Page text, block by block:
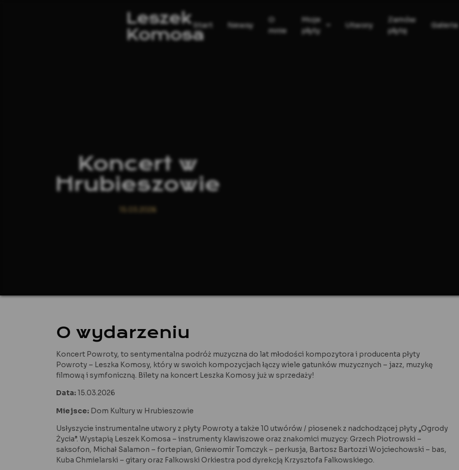
Leszek
Komosa
Start Newsy
O
mnie
Moje
płyty
Utwory
Zamów
płytę
Galeria
Koncert w
Hrubieszowie
15.03.2026
O wydarzeniu
Koncert Powroty, to sentymentalna podróż muzyczna do lat młodości kompozytora i producenta płyty
Powroty – Leszka Komosy, który w swoich kompozycjach łączy wiele gatunków muzycznych – jazz, muzykę
filmową i symfoniczną. Bilety na koncert Leszka Komosy już w sprzedaży!
Data:15.03.2026
Miejsce: Dom Kultury w Hrubieszowie
Usłyszycie instrumentalne utwory z płyty Powroty a także 10 utwórów / piosenek z nadchodzącej płyty „Ogrody
Życia”. Wystapią Leszek Komosa – instrumenty klawiszowe oraz znakomici muzycy: Grzech Piotrowski –
saksofon, Michał Salamon – fortepian, Gniewomir Tomczyk – perkusja, Bartosz Bartozzi Wojciechowski – bas,
Kuba Chmielarski – gitary oraz Falkowski Orkiestra pod dyrekcją Krzysztofa Falkowskiego.